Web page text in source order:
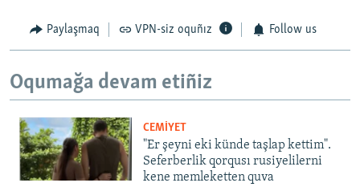
Paylaşmaq VPN-siz oquñız Follow us
Oqumağa devam etiñiz
CEMİYET
"Er şeyni eki künde taşlap kettim".
Seferberlik qorqusı rusiyelilerni
kene memleketten quva